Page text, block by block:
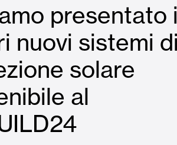
Maiorchine
Famiglie
presentato i
nuovi sistemi di
solare
al